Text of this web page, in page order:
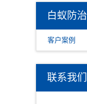
白蚁防治
客户案例
联系我们